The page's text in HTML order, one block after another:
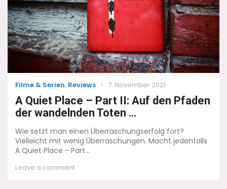
Categories
Filme & Serien, Reviews
Posted
7. November 2021
A Quiet Place – Part II: Auf den Pfaden
der wandelnden Toten …
Wie setzt man einen Überraschungserfolg fort?
Vielleicht mit wenig Überraschungen. Macht jedenfalls
A Quiet Place - Part...
Leave a commenton